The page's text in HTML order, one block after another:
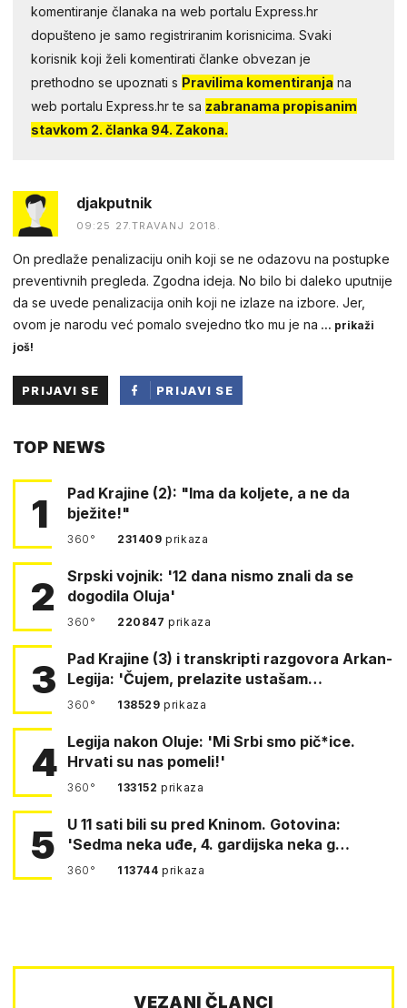
komentiranje članaka na web portalu Express.hr
dopušteno je samo registriranim korisnicima. Svaki
korisnik koji želi komentirati članke obvezan je
prethodno se upoznati s Pravilima komentiranja na
web portalu Express.hr te sa zabranama propisanim
stavkom 2. članka 94. Zakona.
djakputnik
09:25 27.TRAVANJ 2018.
On predlaže penalizaciju onih koji se ne odazovu na postupke
preventivnih pregleda. Zgodna ideja. No bilo bi daleko uputnije
da se uvede penalizacija onih koji ne izlaze na izbore. Jer,
ovom je narodu već pomalo svejedno tko mu je na ... prikaži
još!
PRIJAVI SE
PRIJAVI SE
TOP NEWS
1
Pad Krajine (2): "Ima da koljete, a ne da
bježite!"
360° 231409prikaza
2
Srpski vojnik: '12 dana nismo znali da se
dogodila Oluja'
360° 220847prikaza
3
Pad Krajine (3) i transkripti razgovora Arkan-
Legija: 'Čujem, prelazite ustašam…
360° 138529prikaza
4 Legija nakon Oluje: 'Mi Srbi smo pič*ice.
Hrvati su nas pomeli!'
360° 133152prikaza
5
U 11 sati bili su pred Kninom. Gotovina:
'Sedma neka uđe, 4. gardijska neka g…
360° 113744prikaza
VEZANI ČLANCI